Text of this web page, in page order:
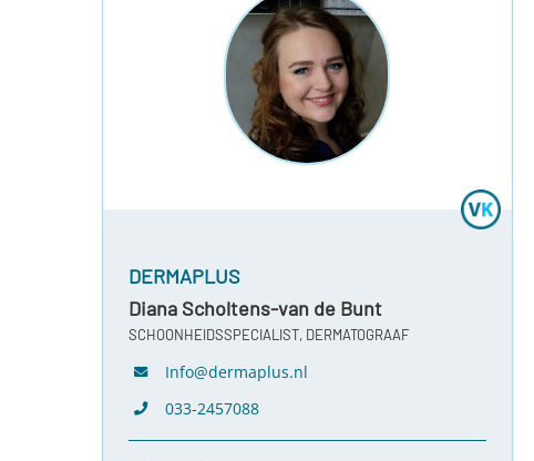
DERMAPLUS
Diana Scholtens-van de Bunt
SCHOONHEIDSSPECIALIST, DERMATOGRAAF
Info@dermaplus.nl
033-2457088